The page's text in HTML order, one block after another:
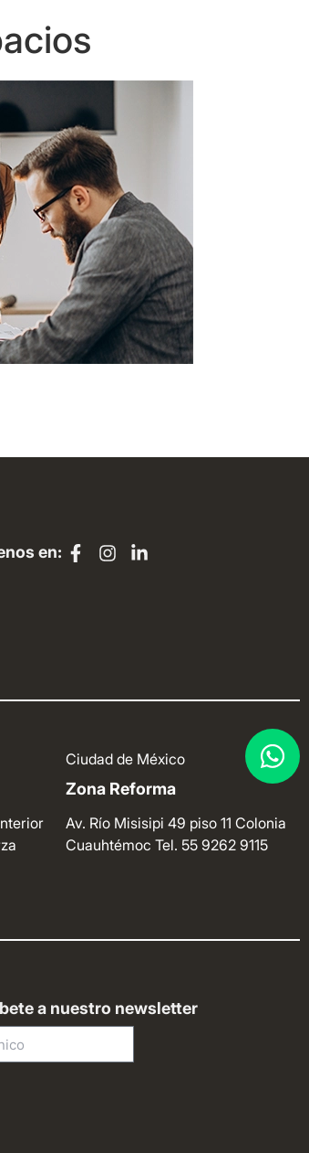
en:
Ciudad de México
Zona Reforma
Av. Río Misisipi 49 piso 11 Colonia
CuauhtémocTel. 55 9262 9115
a nuestro newsletter